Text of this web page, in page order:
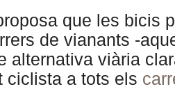
que les bicis
de vianants -
alternativa viària
ciclista a tots els